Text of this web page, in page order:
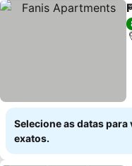
Selecione as datas para
exatos.